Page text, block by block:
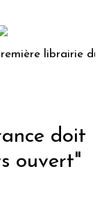
librairie du
doit
ouvert"